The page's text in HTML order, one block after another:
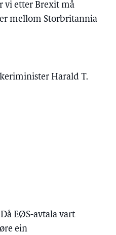
vi etter Brexit må
mellom Storbritannia
Harald T.
EØS-avtala vart
ein